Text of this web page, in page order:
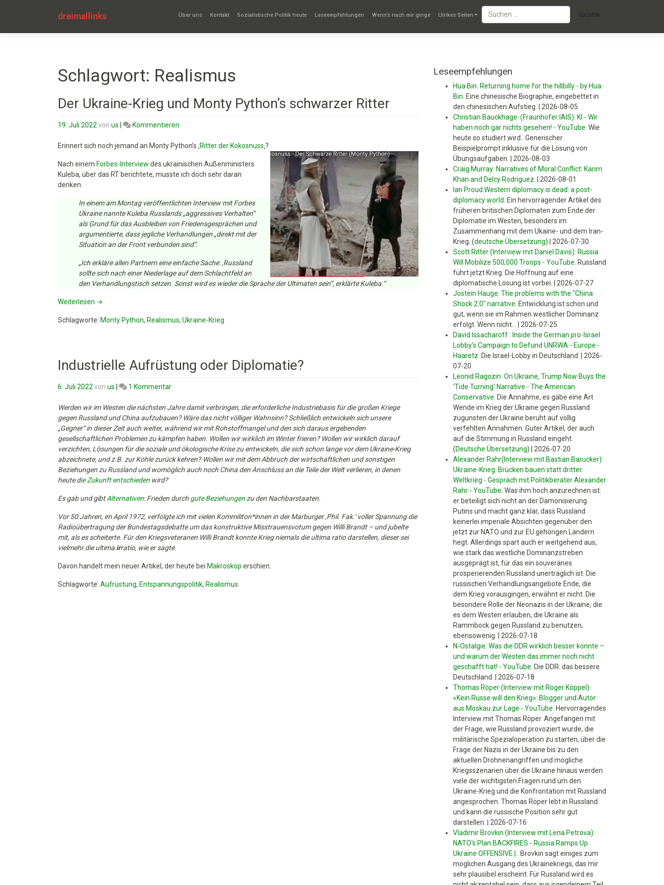
dreimallinks Über uns Kontakt Sozialistische Politik heute Leseempfehlungen Wenn’s nach mir ginge Ulrikes Seiten
Schlagwort: Realismus
Der Ukraine-Krieg und Monty Python’s schwarzer Ritter
19. Juli 2022 von us Kommentieren
Ukraine-
und
Monty
Ritter
Erinnert sich noch jemand an Monty Python’s ‚ Ritter der Kokosnuss ‚?
Nach einem Forbes-Interview des ukrainischen Außenministers
Kuleba, über das RT berichtete, musste ich doch sehr daran
denken.
In einem am Montag veröffentlichten Interview mit Forbes
Ukraine nannte Kuleba Russlands „aggressives Verhalten“
als Grund für das Ausbleiben von Friedensgesprächen und
argumentierte, dass jegliche Verhandlungen „direkt mit der
Situation an der Front verbunden sind“.
„Ich erkläre allen Partnern eine einfache Sache: ‚Russland
sollte sich nach einer Niederlage auf dem Schlachtfeld an
den Verhandlungstisch setzen. Sonst wird es wieder die Sprache der Ultimaten sein“, erklärte Kuleba.“
Weiterlesen →
Schlagworte: Monty Python, Realismus, Ukraine-Krieg
Industrielle Aufrüstung oder Diplomatie?
6. Juli 2022von us 1 Kommentarzu
Aufrüstung
oder
Diplomatie?
Werden wir im Westen die nächsten Jahre damit verbringen, die erforderliche Industriebasis für die großen Kriege
gegen Russland und China aufzubauen? Wäre das nicht völliger Wahnsinn? Schließlich entwickeln sich unsere
„Gegner“ in dieser Zeit auch weiter, während wir mit Rohstoffmangel und den sich daraus ergebenden
gesellschaftlichen Problemen zu kämpfen haben. Wollen wir wirklich im Winter frieren? Wollen wir wirklich darauf
verzichten, Lösungen für die soziale und ökologische Krise zu entwickeln, die sich schon lange vor dem Ukraine-Krieg
abzeichnete, und z.B. zur Kohle zurück kehren? Wollen wir mit dem Abbruch der wirtschaftlichen und sonstigen
Beziehungen zu Russland und womöglich auch noch China den Anschluss an die Teile der Welt verlieren, in denen
heute die Zukunft entschieden wird?
Es gab und gibtAlternativen: Frieden durch gute Beziehungenzu den Nachbarstaaten.
Vor 50 Jahren, im April 1972, verfolgte ich mit vielen Kommiliton*innen in der Marburger ‚Phil. Fak.‘ voller Spannung die
Radioübertragung der Bundestagsdebatte um das konstruktive Misstrauensvotum gegen Willi Brandt – und jubelte
mit, als es scheiterte. Für den Kriegsveteranen Willi Brandt konnte Krieg niemals die ultima ratio darstellen, dieser sei
vielmehr die ultima irratio, wie er sagte.
Davon handelt mein neuer Artikel, der heute bei Makroskop erschien.
Schlagworte: Aufrüstung, Entspannungspolitik, Realismus
Leseempfehlungen
Hua Bin: Returning home for the hillbilly - by Hua
Bin Eine chinesische Biographie, eingebettet in
den chinesischen Aufstieg.
2026-08-05
Christian Bauckhage: (Fraunhofer IAIS): KI - Wir
haben noch gar nichts gesehen! - YouTube Wie
heute so studiert wird...Generischer
Beispielprompt inklusive für die Lösung von
Übungsaufgaben.
2026-08-03
Craig Murray: Narratives of Moral Conflict: Karim
Khan and Delcy Rodriguez
2026-08-01
Ian Proud:Western diplomacy is dead: a post-
diplomacy world
Ein hervorragender Artikel des
früheren britischen Diplomaten zum Ende der
Diplomatie im Westen, besonders im
Zusammenhang mit dem Ukaine- und dem Iran-
Krieg. (deutsche Übersetzung)
2026-07-30
Scott Ritter (Interview mit Daniel Davis): Russia
Will Mobilize 500,000 Troops - YouTube Russland
führt jetzt Krieg. Die Hoffnung auf eine
diplomatische Lösung ist vorbei.
2026-07-27
Jostein Hauge: The problems with the "China
Shock 2.0" narrative Entwicklung ist schön und
gut, wenn sie im Rahmen westlicher Dominanz
erfolgt. Wenn nicht...
2026-07-25
David Issacharoff : Inside the German pro-Israel
Lobby's Campaign to Defund UNRWA - Europe -
Haaretz Die Israel-Lobby in Deutschland.
2026-
07-20
Leonid Ragozin: On Ukraine, Trump Now Buys the
‘Tide Turning’ Narrative - The American
Conservative Die Annahme, es gäbe eine Art
Wende im Krieg der Ukraine gegen Russland
zugunsten der Ukraine beruht auf völlig
verfehlten Annahmen. Guter Artikel, der auch
auf die Stimmung in Russland eingeht.
(Deutsche Übersetzung)
2026-07-20
Alexander Rahr(Interview mit Bastian Barucker):
Ukraine-Krieg: Brücken bauen statt dritter
Weltkrieg - Gespräch mit Politikberater Alexander
Rahr - YouTube Was ihm hoch anzurechnen ist:
er beteiligt sich nicht an der Dämonisierung
Putins und macht ganz klar, dass Russland
keinerlei imperiale Absichten gegenüber den
jetzt zur NATO und zur EU gehörigen Ländern
hegt. Allerdings spart auch er weitgehend aus,
wie stark das westliche Dominanzstreben
ausgeprägt ist, für das ein souveränes
prosperierenden Russland unerträglich ist. Die
russischen Verhandlungsangebote Ende, die
dem Krieg vorausgingen, erwähnt er nicht. Die
besondere Rolle der Neonazis in der Ukraine, die
es dem Westen erlauben, die Ukraine als
Rammbock gegen Russland zu benutzen,
ebensowenig.
2026-07-18
N-Ostalgie: Was die DDR wirklich besser konnte –
und warum der Westen das immer noch nicht
geschafft hat! - YouTube Die DDR: das bessere
Deutschland.
2026-07-18
Thomas Röper (Interview mit Roger Köppel):
«Kein Russe will den Krieg»: Blogger und Autor
aus Moskau zur Lage - YouTube Hervorragendes
Interview mit Thomas Röper. Angefangen mit
der Frage, wie Russland provoziert wurde, die
militärische Spezialoperation zu starten, über die
Frage der Nazis in der Ukraine bis zu den
aktuellen Drohnenangriffen und mögliche
Kriegsszenarien über die Ukraine hinaus werden
viele der wichtigsten Fragen rund um den
Ukraine-Krieg und die Konfrontation mit Russland
angesprochen. Thomas Röper lebt in Russland
und kann die russische Position sehr gut
darstellen.
2026-07-16
Vladimir Brovkin (Interview mit Lena Petrova):
NATO's Plan BACKFIRES - Russia Ramps Up
Ukraine OFFENSIVE |
Brovkin sagt einiges zum
möglichen Ausgang des Ukrainekriegs, das mir
sehr plausibel erscheint. Für Russland wird es